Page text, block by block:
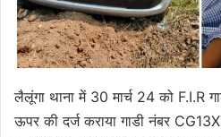
लैलूंगा थाना में 30 मार्च 24 को F.I.R
ऊपर की दर्ज कराया गाडी नंबर